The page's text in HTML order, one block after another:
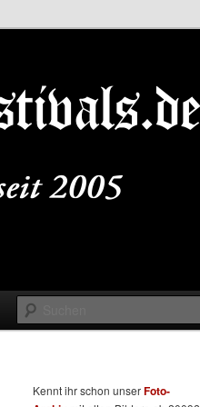
Kennt ihr schon unserFoto-